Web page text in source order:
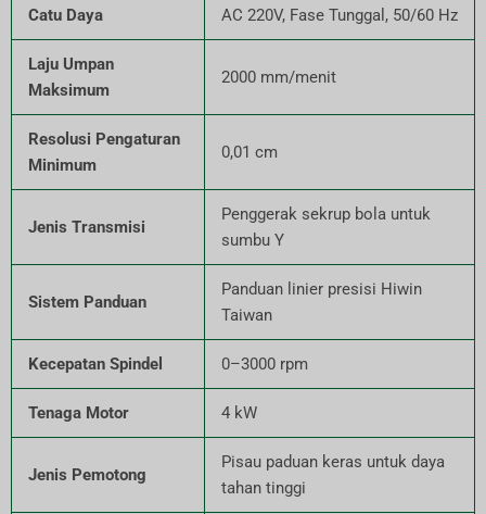
Catu Daya AC 220V, Fase Tunggal, 50/60 Hz
Laju Umpan
Maksimum
2000 mm/menit
Resolusi Pengaturan
Minimum
0,01 cm
Jenis Transmisi
Penggerak sekrup bola untuk
sumbu Y
Sistem Panduan
Panduan linier presisi Hiwin
Taiwan
Kecepatan Spindel 0–3000 rpm
Tenaga Motor 4 kW
Jenis Pemotong
Pisau paduan keras untuk daya
tahan tinggi